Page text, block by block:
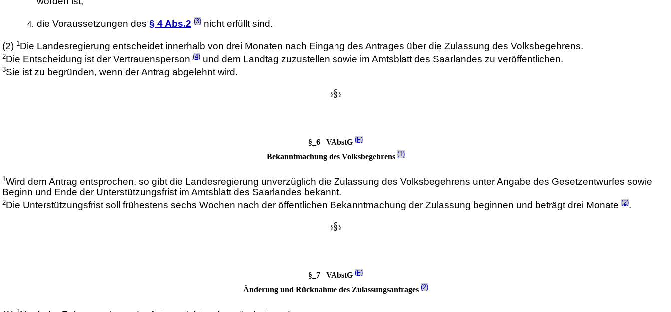
die Voraussetzungen des § 4 Abs.2 (3)nicht erfüllt sind.
(2) 1Die Landesregierung entscheidet innerhalb von drei Monaten nach Eingang des Antrages über die Zulassung des Volksbegehrens.
2Die Entscheidung ist der Vertrauensperson(4)und dem Landtag zuzustellen sowie im Amtsblatt des Saarlandes zu veröffentlichen.
3Sie ist zu begründen, wenn der Antrag abgelehnt wird.
§§ §
§_6 VAbstG (F)
Bekanntmachung des Volksbegehrens(1)
1Wird dem Antrag entsprochen, so gibt die Landesregierung unverzüglich die Zulassung des Volksbegehrens unter Angabe des Gesetzentwurfes sowie
Beginn und Ende der Unterstützungsfrist im Amtsblatt des Saarlandes bekannt.
2Die Unterstützungsfrist soll frühestens sechs Wochen nach der öffentlichen Bekanntmachung der Zulassung beginnen und beträgt drei Monate(2).
§§ §
§_7 VAbstG (F)
Änderung und Rücknahme des Zulassungsantrages(2)